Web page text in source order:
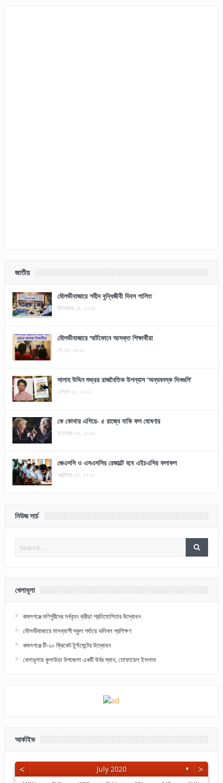
জাতীয়
মৌলভীবাজারে শহীদ বুদ্ধিজীবী দিবস পালিত
ডিসেম্বর ১৪, ২০২৪
মৌলভীবাজারে স্মার্টফোনে আসক্ত শিক্ষার্থীরা
মে ২৯, ২০২১
সালাহ উদ্দিন শুভ্রর রাজনৈতিক উপন্যাস ‘অন্যমনস্ক দিনগুলি’
এপ্রিল ১০, ২০২১
কে কোথায় এগিয়ে- ৫ রাজ্যে বাকি ফল ঘোষণার
নভেম্বর ০৫, ২০২০
জেএসসি ও এসএসসির রেজাল্টে হবে এইচএসির ফলাফল
অক্টোবর ০৭, ২০২০
নিউজ সার্চ
খেলাধূলা
কমলগঞ্জে মণিপুরীদের সর্ববৃহৎ ক্রীড়া প্রতিযোগিতার উদ্বোধন
মৌলভীবাজারে মাসব্যাপী স্কুল পর্যায়ে ভলিবল প্রশিক্ষণ
কমলগঞ্জে টি-২০ ক্রিকেট টুর্ণামেন্টের উদ্বোধন
খেলাধূলায় কুলাউড়া উপজেলা একটি উর্বর স্থান, তোফায়েল ইসলাম
আর্কাইভ
< July 2020 ▼ >